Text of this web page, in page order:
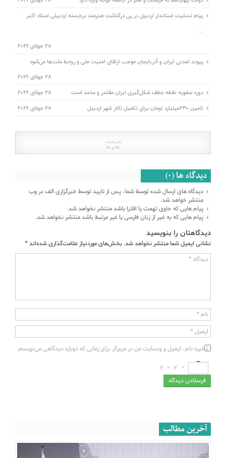
پیام تسلیت استاندار اردبیل در پی درگذشت هنرمند برجسته اردبیلی استاد اکبر
...
28 جولای 2026
پیوند تمدنی ایران و آذربایجان موجب ارتقای امنیت ملی و روابط ملت‌ها می‌شود
28 جولای 2026
دوره صفویه نقطه عطف شکل‌گیری ایران مقتدر و متحد است
28 جولای 2026
تامین ۲۳۰میلیارد تومان برای تکمیل تالار شهر اردبیل
28 جولای 2026
دیدگاه ها (0)
دیدگاه های ارسال شده توسط شما، پس از تایید توسط خبرگزاری الف در وب
منتشر خواهد شد.
پیام هایی که حاوی تهمت یا افترا باشد منتشر نخواهد شد.
پیام هایی که به غیر از زبان فارسی یا غیر مرتبط باشد منتشر نخواهد شد.
دیدگاهتان را بنویسید
نشانی ایمیل شما منتشر نخواهد شد. بخش‌های موردنیاز علامت‌گذاری شده‌اند*
دیدگاه *
نام *
ایمیل *
ذخیره نام، ایمیل و وبسایت من در مرورگر برای زمانی که دوباره دیدگاهی می‌نویسم.
×
2
=
2
آخرین مطالب